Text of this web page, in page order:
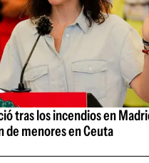
tras los incendios en
de menores en Ceuta